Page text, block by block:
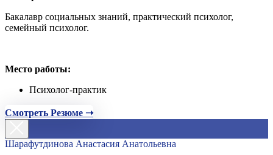
Бакалавр социальных знаний, практический психолог,
семейный психолог.
Место работы:
Психолог-практик
Смотреть Резюме ➝
Шарафутдинова Анастасия Анатольевна